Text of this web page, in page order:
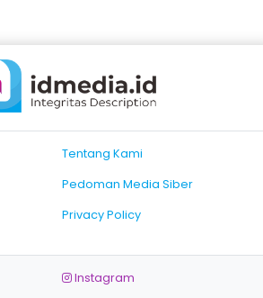
Tentang Kami
Pedoman Media Siber
Privacy Policy
Instagram